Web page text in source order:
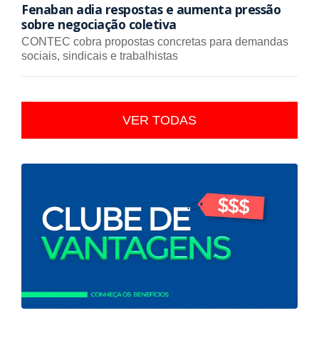
Fenaban adia respostas e aumenta pressão
sobre negociação coletiva
CONTEC cobra propostas concretas para demandas
sociais, sindicais e trabalhistas
VER TODAS